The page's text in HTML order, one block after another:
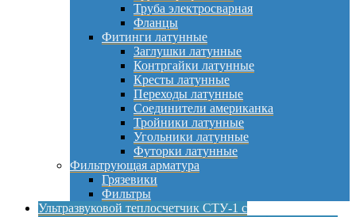
Труба электросварная
Фланцы
Фитинги латунные
Заглушки латунные
Контргайки латунные
Кресты латунные
Переходы латунные
Соединители американка
Тройники латунные
Угольники латунные
Футорки латунные
Фильтрующая арматура
Грязевики
Фильтры
Ультразвуковой теплосчетчик СТУ-1 с